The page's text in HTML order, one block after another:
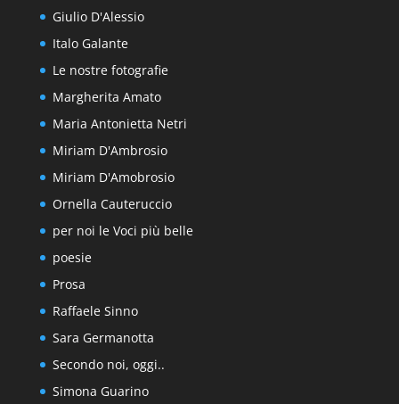
Giulio D'Alessio
Italo Galante
Le nostre fotografie
Margherita Amato
Maria Antonietta Netri
Miriam D'Ambrosio
Miriam D'Amobrosio
Ornella Cauteruccio
per noi le Voci più belle
poesie
Prosa
Raffaele Sinno
Sara Germanotta
Secondo noi, oggi..
Simona Guarino